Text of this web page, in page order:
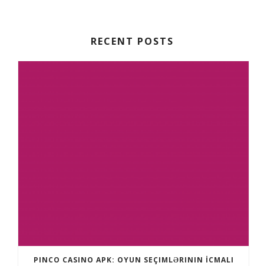
RECENT POSTS
PINCO CASINO APK: OYUN SEÇIMLƏRININ İCMALI